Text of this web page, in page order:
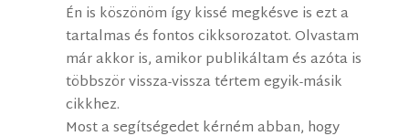
Én is köszönöm így kissé megkésve is ezt a
tartalmas és fontos cikksorozatot. Olvastam
már akkor is, amikor publikáltam és azóta is
többször vissza-vissza tértem egyik-másik
cikkhez.
Most a segítségedet kérném abban, hogy